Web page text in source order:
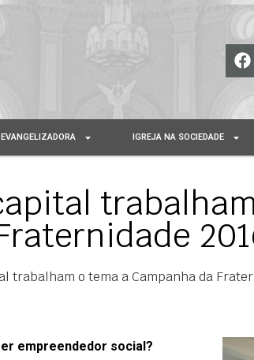
IGREJA NA SOCIEDADE
trabalham o tema a Campanha da
empreendedor social?